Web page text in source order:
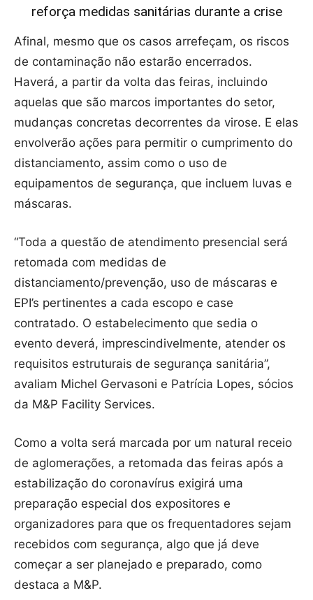
reforça medidas sanitárias durante a crise
Afinal, mesmo que os casos arrefeçam, os riscos
de contaminação não estarão encerrados.
Haverá, a partir da volta das feiras, incluindo
aquelas que são marcos importantes do setor,
mudanças concretas decorrentes da virose. E elas
envolverão ações para permitir o cumprimento do
distanciamento, assim como o uso de
equipamentos de segurança, que incluem luvas e
máscaras.
“Toda a questão de atendimento presencial será
retomada com medidas de
distanciamento/prevenção, uso de máscaras e
EPI’s pertinentes a cada escopo e case
contratado. O estabelecimento que sedia o
evento deverá, imprescindivelmente, atender os
requisitos estruturais de segurança sanitária”,
avaliam Michel Gervasoni e Patrícia Lopes, sócios
da M&P Facility Services.
Como a volta será marcada por um natural receio
de aglomerações, a retomada das feiras após a
estabilização do coronavírus exigirá uma
preparação especial dos expositores e
organizadores para que os frequentadores sejam
recebidos com segurança, algo que já deve
começar a ser planejado e preparado, como
destaca a M&P.